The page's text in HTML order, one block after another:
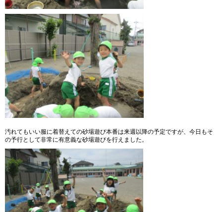
汚れてもいい服に着替えての砂場遊び本番は来週以降の予定ですが、今日もそ
の予行として非常に有意義な砂場遊びを行えました。